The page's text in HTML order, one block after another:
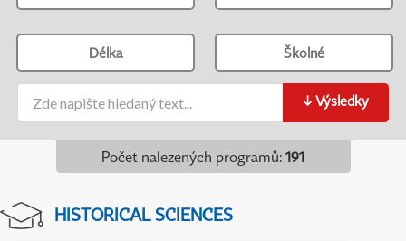
Délka Školné
↓ Výsledky
Počet nalezených programů: 191
HISTORICAL SCIENCES